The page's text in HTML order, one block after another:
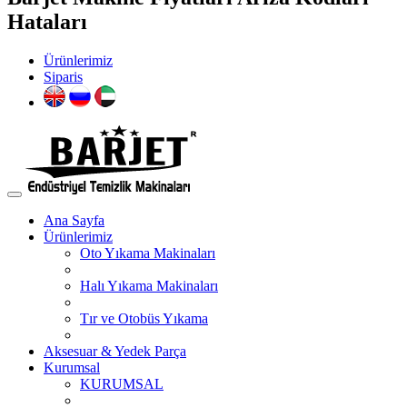
Hataları
Ürünlerimiz
Siparis
Ana Sayfa
Ürünlerimiz
Oto Yıkama Makinaları
Halı Yıkama Makinaları
Tır ve Otobüs Yıkama
Aksesuar & Yedek Parça
Kurumsal
KURUMSAL